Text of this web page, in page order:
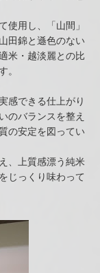
使用し、「山間」
田錦と遜色のない
米・越淡麗との比
。
感できる仕上がり
のバランスを整え
の安定を図ってい
、上質感漂う純米
じっくり味わって